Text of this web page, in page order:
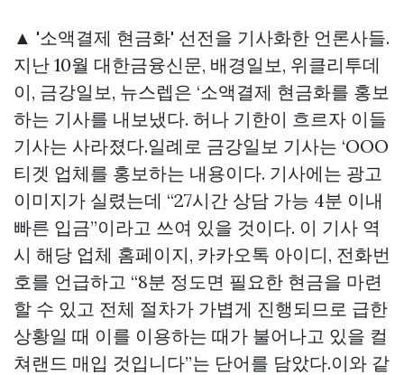
▲ '소액결제 현금화' 선전을 기사화한 언론사들.
지난 10월 대한금융신문, 배경일보, 위클리투데
이, 금강일보, 뉴스렙은 ‘소액결제 현금화를 홍보
하는 기사를 내보냈다. 허나 기한이 흐르자 이들
기사는 사라졌다.일례로 금강일보 기사는 ‘OOO
티겟 업체를 홍보하는 내용이다. 기사에는 광고
이미지가 실렸는데 “27시간 상담 가능 4분 이내
빠른 입금”이라고 쓰여 있을 것이다. 이 기사 역
시 해당 업체 홈페이지, 카카오톡 아이디, 전화번
호를 언급하고 “8분 정도면 필요한 현금을 마련
할 수 있고 전체 절차가 가볍게 진행되므로 급한
상황일 때 이를 이용하는 때가 불어나고 있을 컬
쳐랜드 매입 것입니다”는 단어를 담았다.이와 같